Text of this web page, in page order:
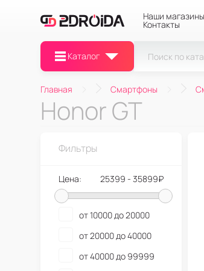
Наши магазины
Контакты
Каталог
Главная Смартфоны
Honor GT
Фильтры
Цена: 25399 - 35899₽
от 10000 до 20000
от 20000 до 40000
от 40000 до 99999